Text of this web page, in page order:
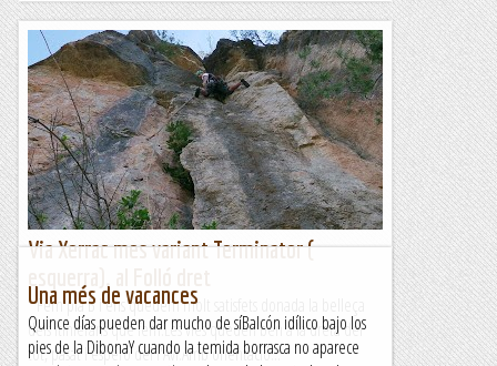
Via Xerrac mes variant Terminator (
Fem plà B i ens quedem molt satisfets donada la belleça
dels itinieraris que fem.Les vies queden ben a la dreta del
tot, pasat l'esperó del l'Avi.Amb orientació...
Una més de vacances
Quince días pueden dar mucho de síBalcón idílico bajo los
pies de la DibonaY cuando la temida borrasca no aparece